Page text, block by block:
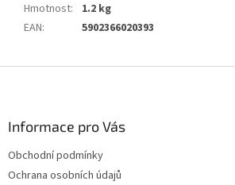
Hmotnost:
1.2 kg
EAN: 5902366020393
Informace pro Vás
Obchodní podmínky
Ochrana osobních údajů